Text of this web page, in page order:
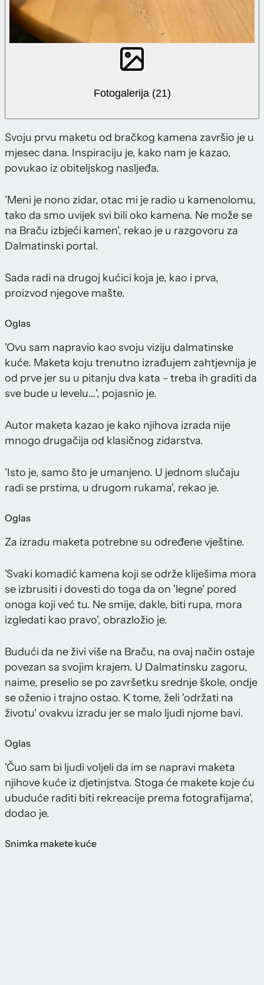
Fotogalerija (21)
Svoju prvu maketu od bračkog kamena završio je u
mjesec dana. Inspiraciju je, kako nam je kazao,
povukao iz obiteljskog nasljeđa.
'Meni je nono zidar, otac mi je radio u kamenolomu,
tako da smo uvijek svi bili oko kamena. Ne može se
na Braču izbjeći kamen', rekao je u razgovoru za
Dalmatinski portal.
Sada radi na drugoj kućici koja je, kao i prva,
proizvod njegove mašte.
Oglas
'Ovu sam napravio kao svoju viziju dalmatinske
kuće. Maketa koju trenutno izrađujem zahtjevnija je
od prve jer su u pitanju dva kata - treba ih graditi da
sve bude u levelu…', pojasnio je.
Autor maketa kazao je kako njihova izrada nije
mnogo drugačija od klasičnog zidarstva.
'Isto je, samo što je umanjeno. U jednom slučaju
radi se prstima, u drugom rukama', rekao je.
Oglas
Za izradu maketa potrebne su određene vještine.
'Svaki komadić kamena koji se održe kliješima mora
se izbrusiti i dovesti do toga da on 'legne' pored
onoga koji već tu. Ne smije, dakle, biti rupa, mora
izgledati kao pravo', obrazložio je.
Budući da ne živi više na Braču, na ovaj način ostaje
povezan sa svojim krajem. U Dalmatinsku zagoru,
naime, preselio se po završetku srednje škole, ondje
se oženio i trajno ostao. K tome, želi 'održati na
životu' ovakvu izradu jer se malo ljudi njome bavi.
Oglas
'Čuo sam bi ljudi voljeli da im se napravi maketa
njihove kuće iz djetinjstva. Stoga će makete koje ću
ubuduće raditi biti rekreacije prema fotografijama',
dodao je.
Snimka makete kuće